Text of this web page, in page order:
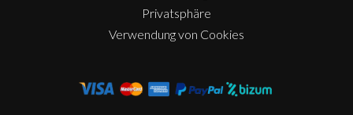
Privatsphäre
Verwendung von Cookies